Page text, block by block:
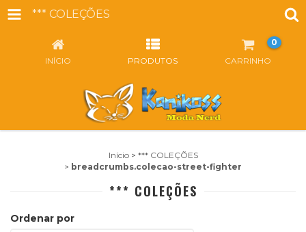
*** COLEÇÕES
INÍCIO PRODUTOS CARRINHO
0
Início > *** COLEÇÕES
> breadcrumbs.colecao-street-fighter
*** COLEÇÕES
Ordenar por